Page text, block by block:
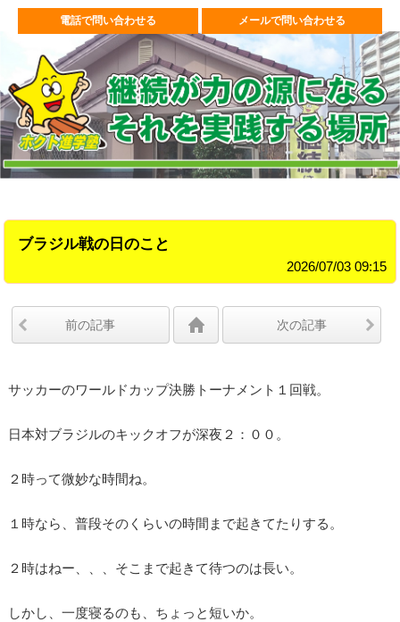
電話で問い合わせる メールで問い合わせる
ブラジル戦の日のこと
2026/07/03 09:15
前の記事 次の記事
サッカーのワールドカップ決勝トーナメント１回戦。
日本対ブラジルのキックオフが深夜２：００。
２時って微妙な時間ね。
１時なら、普段そのくらいの時間まで起きてたりする。
２時はねー、、、そこまで起きて待つのは長い。
しかし、一度寝るのも、ちょっと短いか。